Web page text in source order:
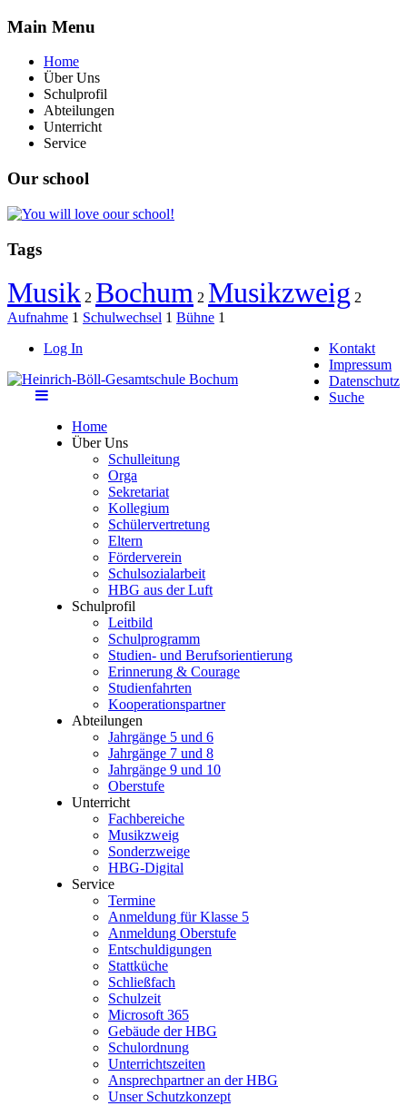
Main Menu
Home
Über Uns
Schulprofil
Abteilungen
Unterricht
Service
Our school
Tags
Musik 2 Bochum 2 Musikzweig 2
Aufnahme 1 Schulwechsel 1 Bühne 1
Log In
Kontakt
Impressum
Datenschutz
Suche
Home
Über Uns
Schulleitung
Orga
Sekretariat
Kollegium
Schülervertretung
Eltern
Förderverein
Schulsozialarbeit
HBG aus der Luft
Schulprofil
Leitbild
Schulprogramm
Studien- und Berufsorientierung
Erinnerung & Courage
Studienfahrten
Kooperationspartner
Abteilungen
Jahrgänge 5 und 6
Jahrgänge 7 und 8
Jahrgänge 9 und 10
Oberstufe
Unterricht
Fachbereiche
Musikzweig
Sonderzweige
HBG-Digital
Service
Termine
Anmeldung für Klasse 5
Anmeldung Oberstufe
Entschuldigungen
Stattküche
Schließfach
Schulzeit
Microsoft 365
Gebäude der HBG
Schulordnung
Unterrichtszeiten
Ansprechpartner an der HBG
Unser Schutzkonzept